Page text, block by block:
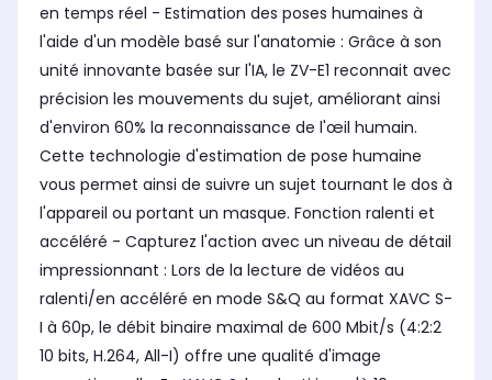
en temps réel - Estimation des poses humaines à
l'aide d'un modèle basé sur l'anatomie : Grâce à son
unité innovante basée sur l'IA, le ZV-E1 reconnait avec
précision les mouvements du sujet, améliorant ainsi
d'environ 60% la reconnaissance de l'œil humain.
Cette technologie d'estimation de pose humaine
vous permet ainsi de suivre un sujet tournant le dos à
l'appareil ou portant un masque. Fonction ralenti et
accéléré - Capturez l'action avec un niveau de détail
impressionnant : Lors de la lecture de vidéos au
ralenti/en accéléré en mode S&Q au format XAVC S-
I à 60p, le débit binaire maximal de 600 Mbit/s (4:2:2
10 bits, H.264, All-I) offre une qualité d'image